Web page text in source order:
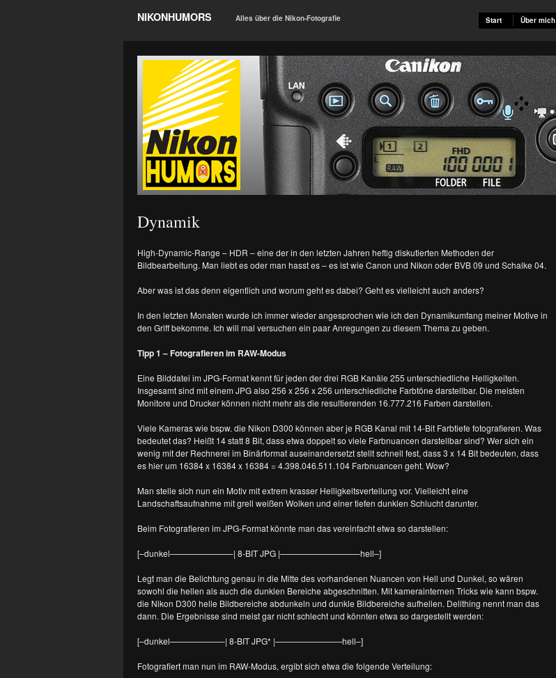
NIKONHUMORS Alles über die Nikon-Fotografie Start Über mich
Dynamik
High-Dynamic-Range – HDR – eine der in den letzten Jahren heftig diskutierten Methoden der
Bildbearbeitung. Man liebt es oder man hasst es – es ist wie Canon und Nikon oder BVB 09 und Schalke 04.
Aber was ist das denn eigentlich und worum geht es dabei? Geht es vielleicht auch anders?
In den letzten Monaten wurde ich immer wieder angesprochen wie ich den Dynamikumfang meiner Motive in
den Griff bekomme. Ich will mal versuchen ein paar Anregungen zu diesem Thema zu geben.
Tipp 1 – Fotografieren im RAW-Modus
Eine Bilddatei im JPG-Format kennt für jeden der drei RGB Kanäle 255 unterschiedliche Helligkeiten.
Insgesamt sind mit einem JPG also 256 x 256 x 256 unterschiedliche Farbtöne darstellbar. Die meisten
Monitore und Drucker können nicht mehr als die resultierenden 16.777.216 Farben darstellen.
Viele Kameras wie bspw. die Nikon D300 können aber je RGB Kanal mit 14-Bit Farbtiefe fotografieren. Was
bedeutet das? Heißt 14 statt 8 Bit, dass etwa doppelt so viele Farbnuancen darstellbar sind? Wer sich ein
wenig mit der Rechnerei im Binärformat auseinandersetzt stellt schnell fest, dass 3 x 14 Bit bedeuten, dass
es hier um 16384 x 16384 x 16384 = 4.398.046.511.104 Farbnuancen geht. Wow?
Man stelle sich nun ein Motiv mit extrem krasser Helligkeitsverteilung vor. Vielleicht eine
Landschaftsaufnahme mit grell weißen Wolken und einer tiefen dunklen Schlucht darunter.
Beim Fotografieren im JPG-Format könnte man das vereinfacht etwa so darstellen:
[–dunkel———————–| 8-BIT JPG |—————————–hell–]
Legt man die Belichtung genau in die Mitte des vorhandenen Nuancen von Hell und Dunkel, so wären
sowohl die hellen als auch die dunklen Bereiche abgeschnitten. Mit kamerainternen Tricks wie kann bspw.
die Nikon D300 helle Bildbereiche abdunkeln und dunkle Bildbereiche aufhellen. Delithing nennt man das
dann. Die Ergebnisse sind meist gar nicht schlecht und könnten etwa so dargestellt werden:
[–dunkel——————–| 8-BIT JPG* |————————hell–]
Fotografiert man nun im RAW-Modus, ergibt sich etwa die folgende Verteilung: